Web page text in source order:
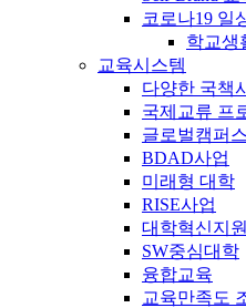
코로나19 일
학교생
교육시스템
다양한 국책
국제교류 프
글로벌캠퍼스
BDAD사업
미래형 대학
RISE사업
대학혁신지
SW중심대학
융합교육
교육만족도